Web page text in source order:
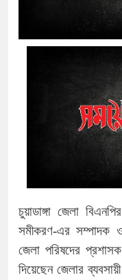
চুয়াডাঙ্গা জেলা
সমীকরণ-এর সম্পাদক ও
জেলা পরিষদের প্রশাসক
দিয়েছেন জেলার